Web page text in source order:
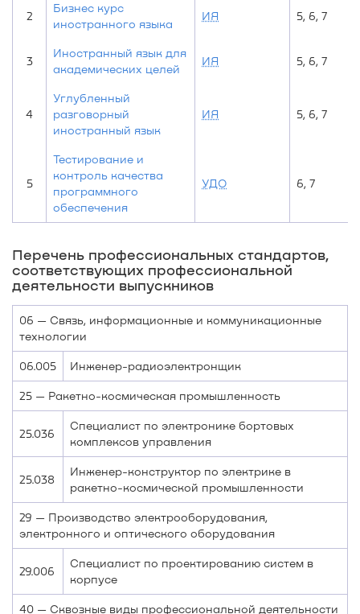
2
Бизнес курс
иностранного языка
ИЯ 5, 6, 7
3
Иностранный язык для
академических целей
ИЯ 5, 6, 7
4
Углубленный
разговорный
иностранный язык
ИЯ 5, 6, 7
5
Тестирование и
контроль качества
программного
обеспечения
УДО 6, 7
Перечень профессиональных стандартов,
соответствующих профессиональной
деятельности выпускников
06 — Связь, информационные и коммуникационные
технологии
06.005 Инженер-радиоэлектронщик
25 — Ракетно-космическая промышленность
25.036
Специалист по электронике бортовых
комплексов управления
25.038
Инженер-конструктор по электрике в
ракетно-космической промышленности
29 — Производство электрооборудования,
электронного и оптического оборудования
29.006
Специалист по проектированию систем в
корпусе
40 — Сквозные виды профессиональной деятельности